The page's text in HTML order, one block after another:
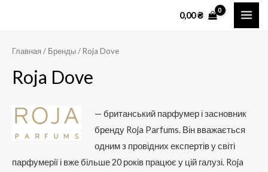
0,00₴
Главная / Бренды / Roja Dove
Roja Dove
— британський парфумер і засновник
бренду Roja Parfums. Він вважається
одним з провідних експертів у світі
парфумерії і вже більше 20 років працює у цій галузі. Roja